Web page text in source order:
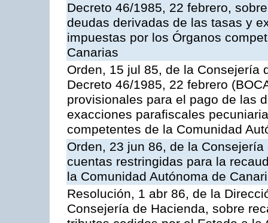
Decreto 46/1985, 22 febrero,
deudas derivadas de las tasas y
impuestas por los Órganos
Canarias
Orden, 15 jul 85, de la Consejería
Decreto 46/1985, 22 febrero
provisionales para el pago de las
exacciones parafiscales
competentes de la Comunidad
Orden, 23 jun 86, de la
cuentas restringidas para la
la Comunidad Autónoma de
Resolución, 1 abr 86, de la
Consejería de Hacienda, sobre